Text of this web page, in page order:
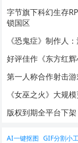
字节旗下科幻生存
锁国区
《恐鬼症》制作人
好评佳作《东方红
第一人称合作射击
《女巫之火》大规
版权到期全平台下
AI一键抠图 GIF分割小